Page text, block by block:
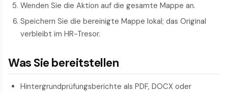
Wenden Sie die Aktion auf die gesamte Mappe an.
Speichern Sie die bereinigte Mappe lokal; das Original
verbleibt im HR-Tresor.
Was Sie bereitstellen
Hintergrund­prüfungs­berichte als PDF, DOCX oder